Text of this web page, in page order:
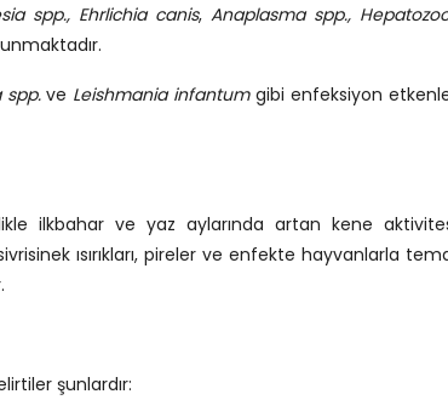
spp., Ehrlichia canis,Anaplasma spp.,
spp.ve Leishmania infantumgibi enfeksiyon
ilkbahar ve yaz aylarında artan kene
ısırıkları, pireler ve enfekte hayvanlarla
şunlardır: